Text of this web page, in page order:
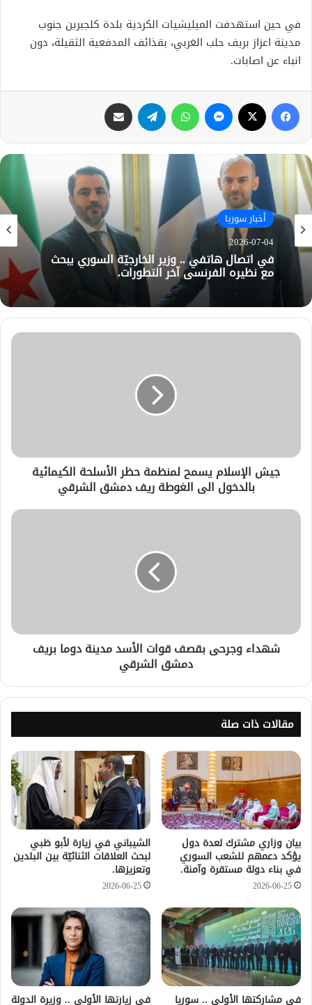
في حين استهدفت الميليشيات الكردية بلدة كلجبرين جنوب
مدينة اعزاز بريف حلب الغربي، بقذائف المدفعية الثقيلة، دون
انباء عن اصابات.
فيسبوك ماسنجر واتساب تيلقرام
أخبار سوريا
2026-07-04
في اتصال هاتفي .. وزير الخارجيّة السوري يبحث
مع نظيره الفرنسي آخر التطورات.
جيش الإسلام يسمح لمنظمة حظر الأسلحة الكيمائية
بالدخول الى الغوطة ريف دمشق الشرقي
شهداء وجرحى بقصف قوات الأسد مدينة دوما بريف
دمشق الشرقي
مقالات ذات صلة
بيان وزاري مشترك لعدة دول
يؤكد دعمهم للشعب السوري
في بناء دولة مستقرة وآمنة.
2026-06-25
الشيباني في زيارة لأبو ظبي
لبحث العلاقات الثنائيّة بين البلدين
وتعزيزها.
2026-06-25
في مشاركتها الأولى .. سوريا في زيارتها الأولى .. وزيرة الدولة